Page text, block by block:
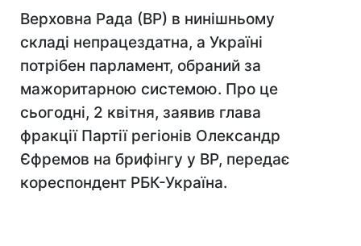
Верховна Рада (ВР) в нинішньому
складі непрацездатна, а Україні
потрібен парламент, обраний за
мажоритарною системою. Про це
сьогодні, 2 квітня, заявив глава
фракції Партії регіонів Олександр
Єфремов на брифінгу у ВР, передає
кореспондент РБК-Україна.